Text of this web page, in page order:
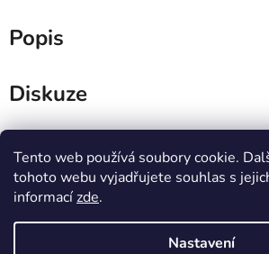
Tento web používá soubory cookie.
tohoto webu vyjadřujete souhlas s
informacízde.
Nastavení
Popis
Diskuze
Z
MTWorkout Fitness
Centrum environmentální